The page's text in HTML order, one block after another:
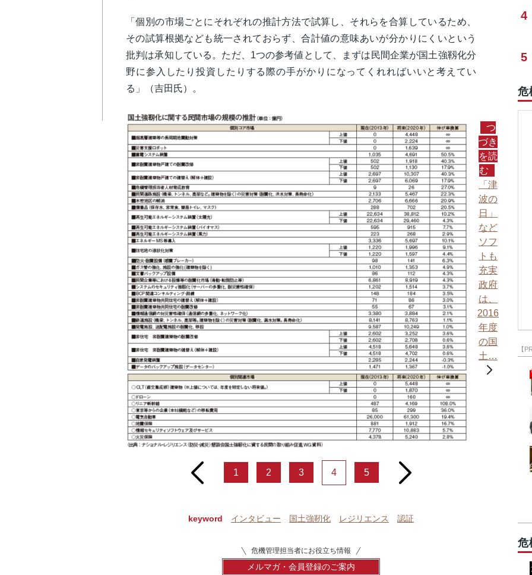
「個別の市場ごとにそれぞれの推計方法で試算し、それらを合算しているため、
その試算根拠なども統一されておらず、合計値の意味あいが分かりにくいという
批判は承知している。ただ、1つの参考値として、まずは民間企業が国土強靱化分
野に参入したり投資したりする際の手がかりになってくれればいいと考えてい
る」（吉田氏）。
つ
づき
を読
む
「津
波の
日」
など
ソフ
トも
充実
政府
は、
2016
年度
の国
土…
prev 1 2 3 4 5 next
keyword インタビュー 国土強靭化 レジリエンス 認証
危機管理担当者にお役立ち情報
メルマガ・会員登録のご案内
4
5
危
【
危